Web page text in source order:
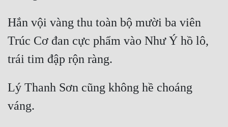
Hắn vội vàng thu toàn bộ mười ba viên
Trúc Cơ đan cực phẩm vào Như Ý hồ lô,
Lý Thanh Sơn cũng không hề choáng